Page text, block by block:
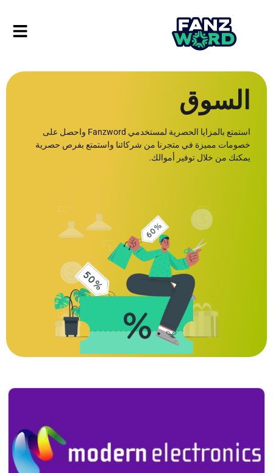
السوق
استمتع بالمزايا الحصرية لمستخدمي Fanzword واحصل على
خصومات مميزة في متجرنا من شركائنا واستمتع بفرص حصرية
يمكنك من خلال توفير أموالك.